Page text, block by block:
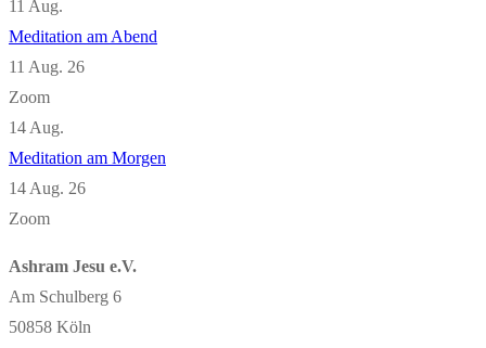
11 Aug.
Meditation am Abend
11 Aug. 26
Zoom
14 Aug.
Meditation am Morgen
14 Aug. 26
Zoom
Ashram Jesu e.V.
Am Schulberg 6
50858 Köln